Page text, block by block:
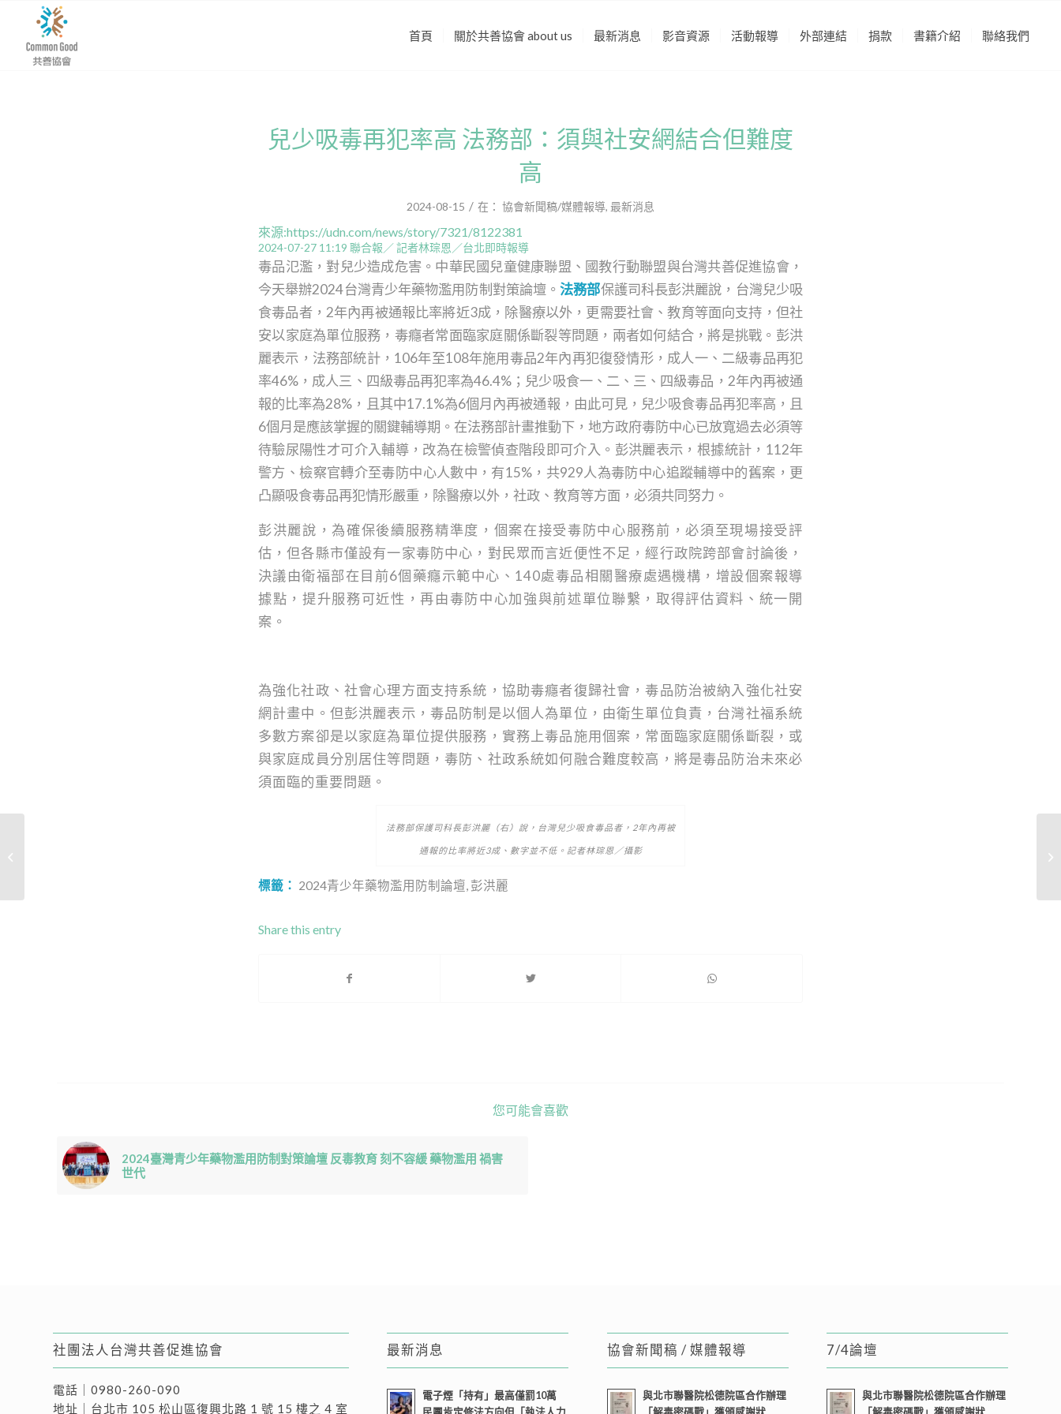
首頁 關於共善協會 about us 最新消息 影音資源 活動報導 外部連結 捐款 書籍介紹 聯絡我們
兒少吸毒再犯率高 法務部：須與社安網結合但難度
高
2024-08-15 / 在： 協會新聞稿/媒體報導, 最新消息
來源:https://udn.com/news/story/7321/8122381
2024-07-27 11:19 聯合報／ 記者林琮恩 ／台北即時報導
毒品氾濫，對兒少造成危害。中華民國兒童健康聯盟、國教行動聯盟與台灣共善促進協會，
今天舉辦2024台灣青少年藥物濫用防制對策論壇。法務部保護司科長彭洪麗說，台灣兒少吸
食毒品者，2年內再被通報比率將近3成，除醫療以外，更需要社會、教育等面向支持，但社
安以家庭為單位服務，毒癮者常面臨家庭關係斷裂等問題，兩者如何結合，將是挑戰。彭洪
麗表示，法務部統計，106年至108年施用毒品2年內再犯復發情形，成人一、二級毒品再犯
率46%，成人三、四級毒品再犯率為46.4%；兒少吸食一、二、三、四級毒品，2年內再被通
報的比率為28%，且其中17.1%為6個月內再被通報，由此可見，兒少吸食毒品再犯率高，且
6個月是應該掌握的關鍵輔導期。在法務部計畫推動下，地方政府毒防中心已放寬過去必須等
待驗尿陽性才可介入輔導，改為在檢警偵查階段即可介入。彭洪麗表示，根據統計，112年
警方、檢察官轉介至毒防中心人數中，有15%，共929人為毒防中心追蹤輔導中的舊案，更
凸顯吸食毒品再犯情形嚴重，除醫療以外，社政、教育等方面，必須共同努力。
彭洪麗說，為確保後續服務精準度，個案在接受毒防中心服務前，必須至現場接受評
估，但各縣市僅設有一家毒防中心，對民眾而言近便性不足，經行政院跨部會討論後，
決議由衛福部在目前6個藥癮示範中心、140處毒品相關醫療處遇機構，增設個案報導
據點，提升服務可近性，再由毒防中心加強與前述單位聯繫，取得評估資料、統一開
案。
為強化社政、社會心理方面支持系統，協助毒癮者復歸社會，毒品防治被納入強化社安
網計畫中。但彭洪麗表示，毒品防制是以個人為單位，由衛生單位負責，台灣社福系統
多數方案卻是以家庭為單位提供服務，實務上毒品施用個案，常面臨家庭關係斷裂，或
與家庭成員分別居住等問題，毒防、社政系統如何融合難度較高，將是毒品防治未來必
須面臨的重要問題。
法務部保護司科長彭洪麗（右）說，台灣兒少吸食毒品者，2年內再被
通報的比率將近3成、數字並不低。記者林琮恩／攝影
標籤： 2024青少年藥物濫用防制論壇, 彭洪麗
Share this entry
您可能會喜歡
2024臺灣青少年藥物濫用防制對策論壇 反毒教育 刻不容緩 藥物濫用 禍害
世代
社團法人台灣共善促進協會
電話｜ 0980-260-090
地址｜ 台北市 105 松山區復興北路 1 號 15 樓之 4 室
最新消息
電子煙「持有」最高僅罰10萬
民團肯定修法方向但「執法人力
協會新聞稿 / 媒體報導
與北市聯醫院松德院區合作辦理
「解毒密碼戰」獲頒感謝狀
7/4論壇
與北市聯醫院松德院區合作辦理
「解毒密碼戰」獲頒感謝狀